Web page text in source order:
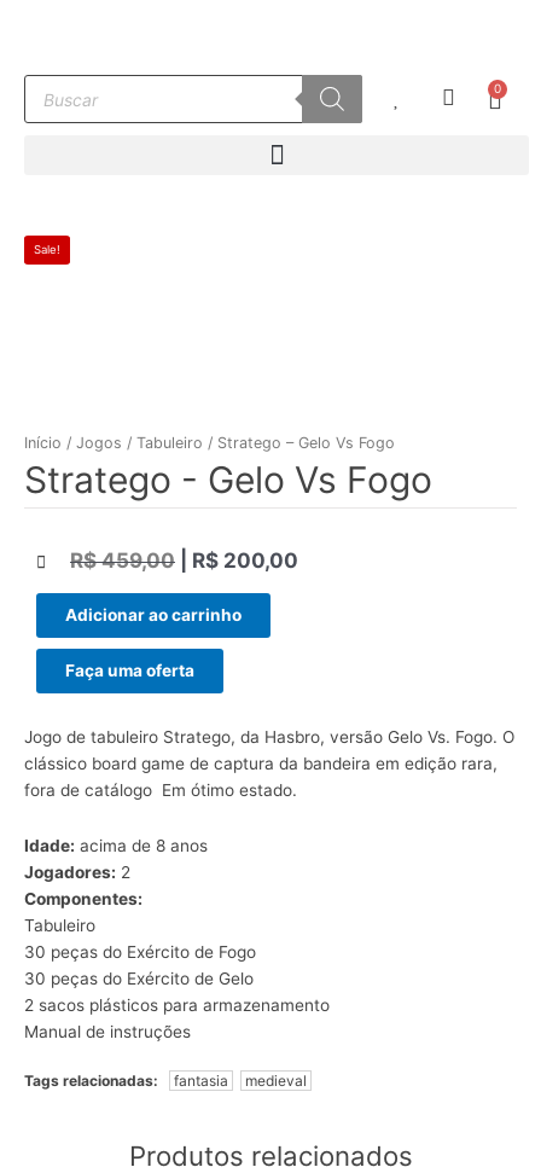
conteúdo
Pesquisar
produtos
0
Sale!
Início / Jogos / Tabuleiro / Stratego – Gelo Vs Fogo
Stratego - Gelo Vs Fogo
R$459,00 R$ 200,00
Adicionar ao carrinho
Faça uma oferta
Jogo de tabuleiro Stratego, da Hasbro, versão Gelo Vs. Fogo. O
clássico board game de captura da bandeira em edição rara,
fora de catálogo Em ótimo estado.
Idade: acima de 8 anos
Jogadores: 2
Componentes:
Tabuleiro
30 peças do Exército de Fogo
30 peças do Exército de Gelo
2 sacos plásticos para armazenamento
Manual de instruções
Tags relacionadas: fantasia medieval
Produtos relacionados